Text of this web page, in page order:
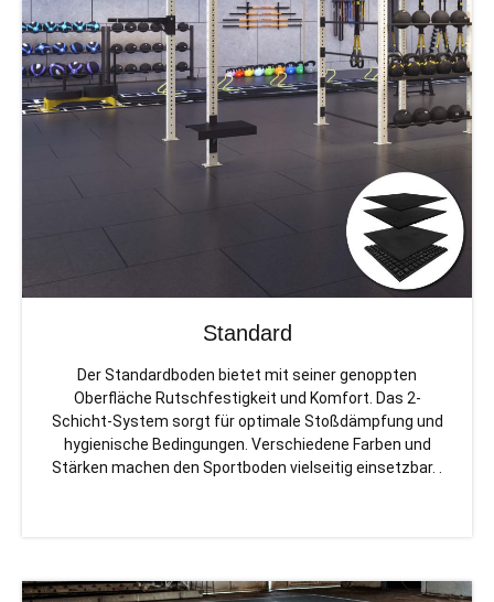
Standard
Der Standardboden bietet mit seiner genoppten
Oberfläche Rutschfestigkeit und Komfort. Das 2-
Schicht-System sorgt für optimale Stoßdämpfung und
hygienische Bedingungen. Verschiedene Farben und
Stärken machen den Sportboden vielseitig einsetzbar. .